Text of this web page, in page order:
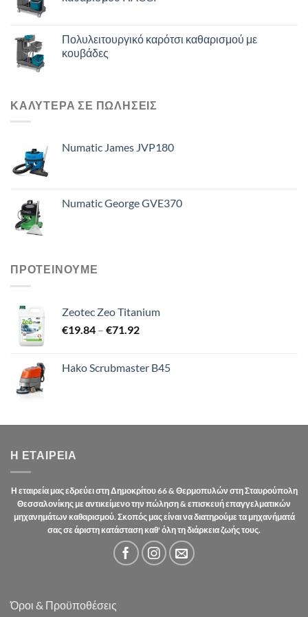
Πολυλειτουργικό καρότσι καθαρισμού με
κουβάδες
ΚΑΛΥΤΕΡΑ ΣΕ ΠΩΛΗΣΕΙΣ
Numatic James JVP180
Numatic George GVE370
ΠΡΟΤΕΙΝΟΥΜΕ
Zeotec Zeo Titanium
€19.84 – €71.92Price
through
Hako Scrubmaster B45
Η ΕΤΑΙΡΕΊΑ
Η εταιρεία μας εδρεύει στη Δημοκρίτου 66 & Θερμοπυλών στη Σταυρούπολη
Θεσσαλονίκης με αντικείμενο την πώληση & επισκευή επαγγελματικών
μηχανημάτων καθαρισμού. Σκοπός μας είναι να διατηρούμε τα μηχανήματά
σας σε άριστη κατάσταση καθ' όλη τη διάρκεια ζωής τους.
Όροι & Προϋποθέσεις